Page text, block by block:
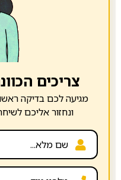
צריכים
מגיעה לכם בדיקה
ונחזור אליכם